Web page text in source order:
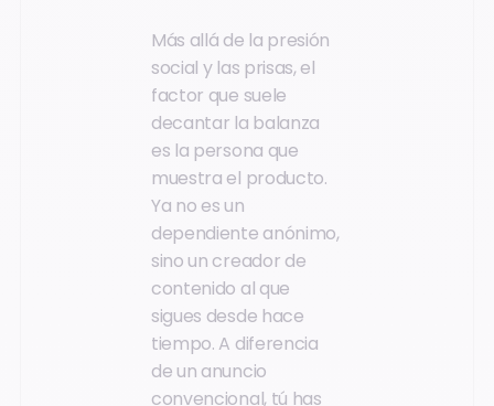
Más allá de la presión
social y las prisas, el
factor que suele
decantar la balanza
es la persona que
muestra el producto.
Ya no es un
dependiente anónimo,
sino un creador de
contenido al que
sigues desde hace
tiempo. A diferencia
de un anuncio
convencional, tú has